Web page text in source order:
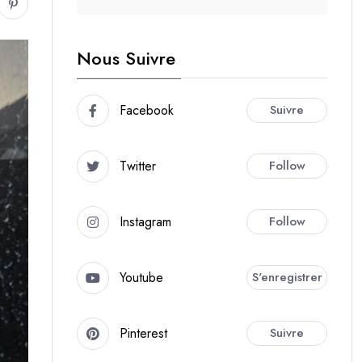
Nous Suivre
Facebook Suivre
Twitter Follow
Instagram Follow
Youtube S'enregistrer
Pinterest Suivre